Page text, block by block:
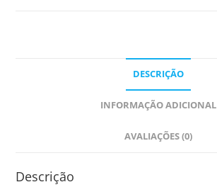
DESCRIÇÃO
INFORMAÇÃO ADICIONAL
AVALIAÇÕES (0)
Descrição